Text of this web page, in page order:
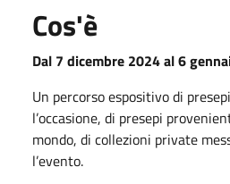
Cos'è
Dal 7 dicembre 2024 al 6
Un percorso espositivo di
l’occasione, di presepi
mondo, di collezioni private
l’evento.